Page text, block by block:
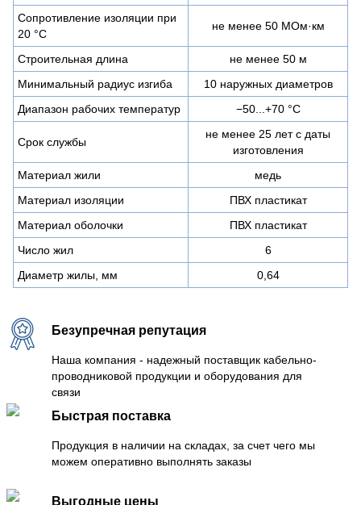
Сопротивление изоляции при
20 °С
не менее 50 МОм·км
Строительная длина
не менее 50 м
Минимальный радиус изгиба
10 наружных диаметров
Диапазон рабочих температур
−50...+70 °C
Срок службы
не менее 25 лет с даты
изготовления
Материал жили
медь
Материал изоляции
ПВХ пластикат
Материал оболочки
ПВХ пластикат
Число жил
6
Диаметр жилы, мм
0,64
Безупречная репутация
Наша компания - надежный поставщик кабельно-
проводниковой продукции и оборудования для
связи
Быстрая поставка
Продукция в наличии на складах, за счет чего мы
можем оперативно выполнять заказы
Выгодные цены